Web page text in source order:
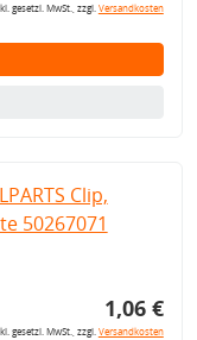
gesetzl. MwSt., zzgl.Versandkosten
Clip,
50267071
1,06 €
gesetzl. MwSt., zzgl.Versandkosten